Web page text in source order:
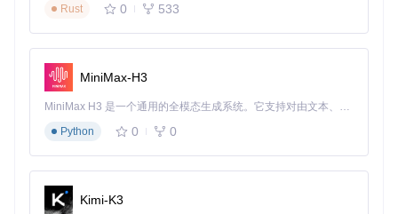
注意事项
新增数据超过10%时需重新评估索引质量
记录不同参数组合下的指标变化趋势，而非单一时间点数据
实施参数优化的4个核心策略
某实时推荐系统在用户高峰时段（QPS>5000）出现检索精度
波动，efSearch=128时精度达标但P99延迟达300ms，降低至
Rust
0 533
MiniMax-H3
MiniMax H3 是一个通用的全模态生成系统。它支持对由文本、图像、视频和音频组成的多模态上下文进行统一理解，并能生成分辨率高达 2K、时长可达 15 秒的带原生立体声音频的视频。得益于面向任务泛化的系统设计，H3 在预训练阶段就已具备广泛的多模态上下文理解与生成能力，能够出色地执行复杂的多模态指令。
Python
0 0
Kimi-K3